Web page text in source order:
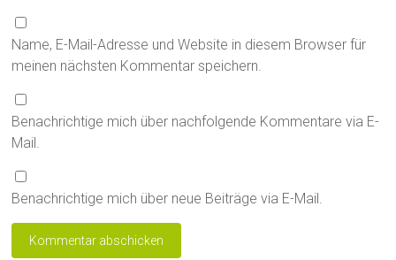
Name, E-Mail-Adresse und Website in diesem Browser für
meinen nächsten Kommentar speichern.
Benachrichtige mich über nachfolgende Kommentare via E-
Mail.
Benachrichtige mich über neue Beiträge via E-Mail.